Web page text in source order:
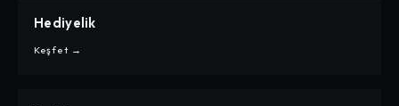
CARPE
HEDIYELIK
Hediyelik
Keşfet →